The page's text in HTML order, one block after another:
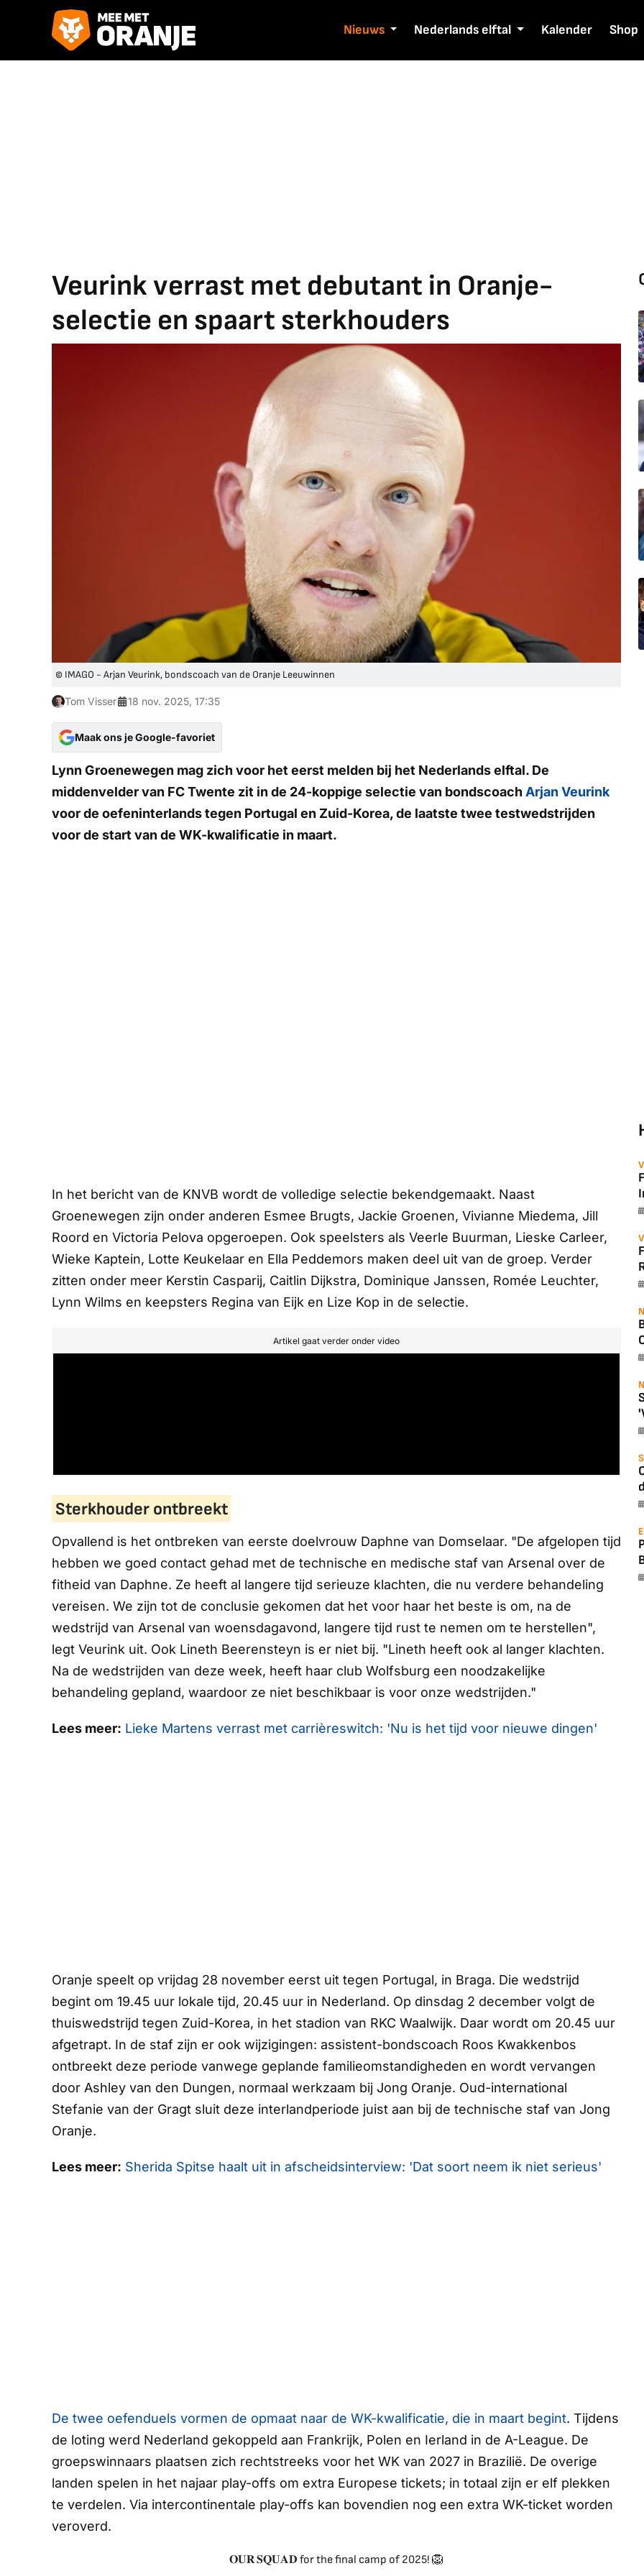
Nieuws Nederlands elftal Kalender Shop
Veurink verrast met debutant in Oranje-
selectie en spaart sterkhouders
© IMAGO - Arjan Veurink, bondscoach van de Oranje Leeuwinnen
Tom Visser 18 nov. 2025, 17:35
Maak ons je Google-favoriet
Lynn Groenewegen mag zich voor het eerst melden bij het Nederlands elftal. De
middenvelder van FC Twente zit in de 24-koppige selectie van bondscoach Arjan Veurink
voor de oefeninterlands tegen Portugal en Zuid-Korea, de laatste twee testwedstrijden
voor de start van de WK-kwalificatie in maart.
In het bericht van de KNVB wordt de volledige selectie bekendgemaakt. Naast
Groenewegen zijn onder anderen Esmee Brugts, Jackie Groenen, Vivianne Miedema, Jill
Roord en Victoria Pelova opgeroepen. Ook speelsters als Veerle Buurman, Lieske Carleer,
Wieke Kaptein, Lotte Keukelaar en Ella Peddemors maken deel uit van de groep. Verder
zitten onder meer Kerstin Casparij, Caitlin Dijkstra, Dominique Janssen, Romée Leuchter,
Lynn Wilms en keepsters Regina van Eijk en Lize Kop in de selectie.
Artikel gaat verder onder video
Sterkhouder ontbreekt
Opvallend is het ontbreken van eerste doelvrouw Daphne van Domselaar. "De afgelopen tijd
hebben we goed contact gehad met de technische en medische staf van Arsenal over de
fitheid van Daphne. Ze heeft al langere tijd serieuze klachten, die nu verdere behandeling
vereisen. We zijn tot de conclusie gekomen dat het voor haar het beste is om, na de
wedstrijd van Arsenal van woensdagavond, langere tijd rust te nemen om te herstellen",
legt Veurink uit. Ook Lineth Beerensteyn is er niet bij. "Lineth heeft ook al langer klachten.
Na de wedstrijden van deze week, heeft haar club Wolfsburg een noodzakelijke
behandeling gepland, waardoor ze niet beschikbaar is voor onze wedstrijden."
Lees meer: Lieke Martens verrast met carrièreswitch: 'Nu is het tijd voor nieuwe dingen'
Oranje speelt op vrijdag 28 november eerst uit tegen Portugal, in Braga. Die wedstrijd
begint om 19.45 uur lokale tijd, 20.45 uur in Nederland. Op dinsdag 2 december volgt de
thuiswedstrijd tegen Zuid-Korea, in het stadion van RKC Waalwijk. Daar wordt om 20.45 uur
afgetrapt. In de staf zijn er ook wijzigingen: assistent-bondscoach Roos Kwakkenbos
ontbreekt deze periode vanwege geplande familieomstandigheden en wordt vervangen
door Ashley van den Dungen, normaal werkzaam bij Jong Oranje. Oud-international
Stefanie van der Gragt sluit deze interlandperiode juist aan bij de technische staf van Jong
Oranje.
Lees meer: Sherida Spitse haalt uit in afscheidsinterview: 'Dat soort neem ik niet serieus'
De twee oefenduels vormen de opmaat naar de WK-kwalificatie, die in maart begint. Tijdens
de loting werd Nederland gekoppeld aan Frankrijk, Polen en Ierland in de A-League. De
groepswinnaars plaatsen zich rechtstreeks voor het WK van 2027 in Brazilië. De overige
landen spelen in het najaar play-offs om extra Europese tickets; in totaal zijn er elf plekken
te verdelen. Via intercontinentale play-offs kan bovendien nog een extra WK-ticket worden
veroverd.
𝐎𝐔𝐑 𝐒𝐐𝐔𝐀𝐃 for the final camp of 2025! 🦁